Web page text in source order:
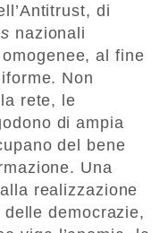
di
nazionali
al fine
Non
rete, le
di ampia
del bene
Una
realizzazione
democrazie,